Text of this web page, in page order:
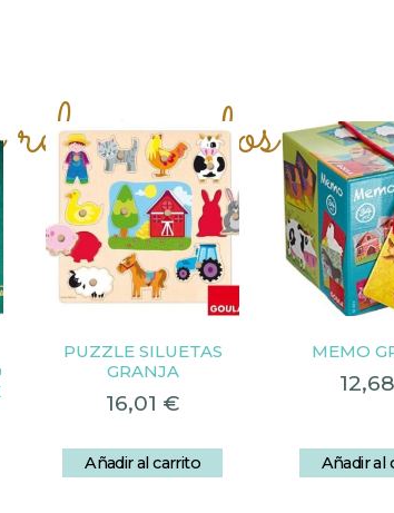
PUZZLE SILUETAS
GRANJA
16,01 €
Añadir al carrito
MEMO
12,68
Añadir al